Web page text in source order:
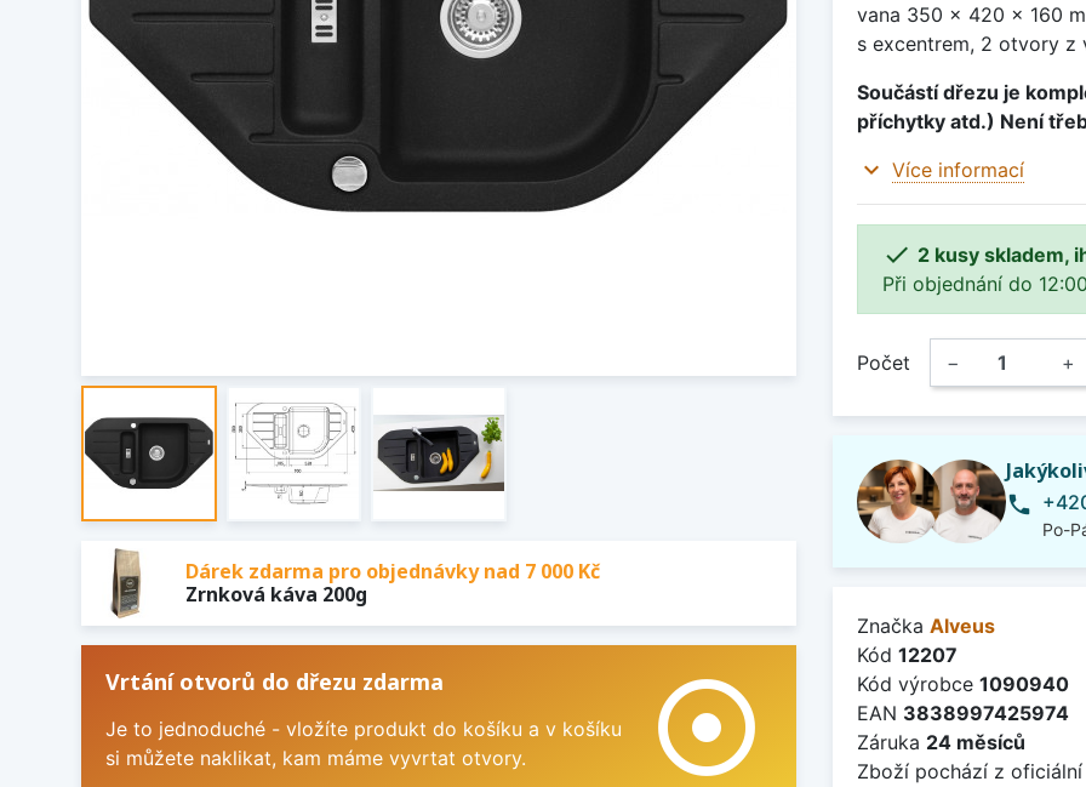
Dárek zdarma pro objednávky nad 7 000 Kč
Zrnková káva 200g
Vrtání otvorů do dřezu zdarma
Je to jednoduché - vložíte produkt do košíku a v košíku
si můžete naklikat, kam máme vyvrtat otvory.
adjust
vana 350 x 420 x 160
s excentrem, 2 otvory z
Součástí dřezu je
příchytky atd.) Není
expand_more Více informací
 2 kusy skladem,
Při objednání do
Počet − +
phone
Po-
Značka Alveus
Kód 12207
Kód výrobce 1090940
EAN 3838997425974
Záruka 24 měsíců
Zboží pochází z